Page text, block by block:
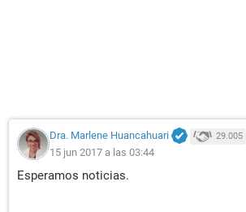
Dra. Marlene Huancahuari 29.005
15 jun 2017 a las 03:44
Esperamos noticias.